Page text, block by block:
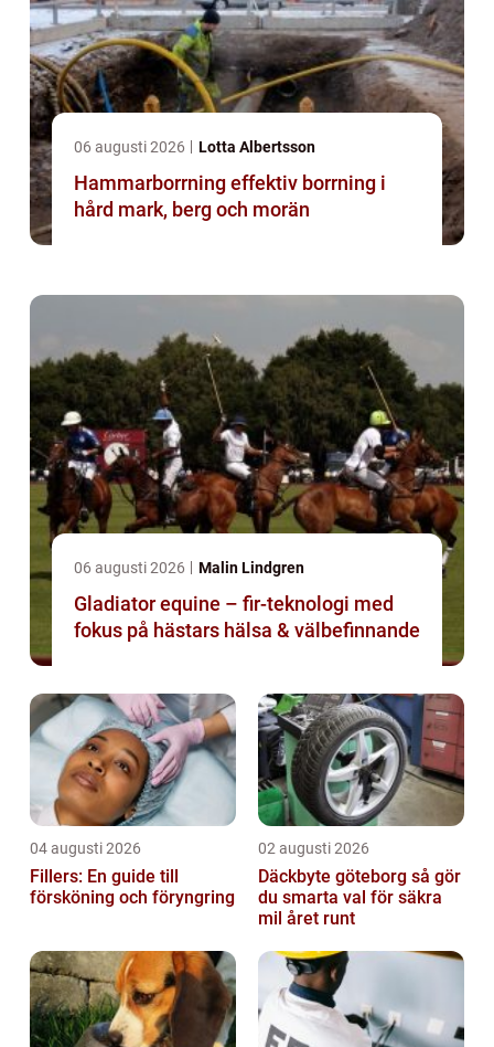
06 augusti 2026 Lotta Albertsson
Hammarborrning effektiv borrning i
hård mark, berg och morän
06 augusti 2026 Malin Lindgren
Gladiator equine – fir-teknologi med
fokus på hästars hälsa & välbefinnande
04 augusti 2026
Fillers: En guide till
försköning och föryngring
02 augusti 2026
Däckbyte göteborg så gör
du smarta val för säkra
mil året runt